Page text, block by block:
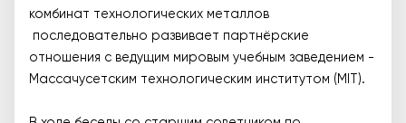
комбинат технологических металлов
последовательно развивает партнёрские
отношения с ведущим мировым учебным заведением -
Массачусетским технологическим институтом (MIT).